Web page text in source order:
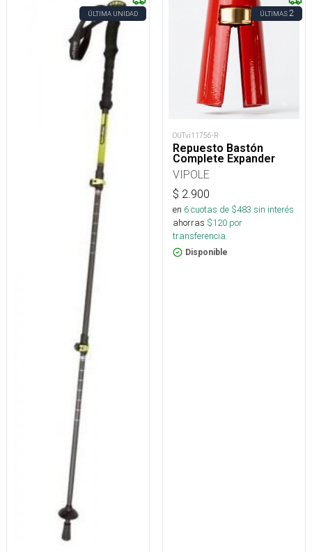
ÚLTIMA UNIDAD ÚLTIMAS2
OUTvi11756-R
Repuesto Bastón
Complete Expander
VIPOLE
$ 2.900
en 6cuotas de $483 sin interés
ahorras $120 por
transferencia.
Disponible